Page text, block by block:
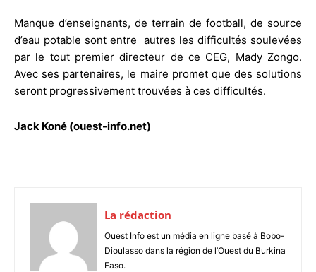
Manque d’enseignants, de terrain de football, de source
d’eau potable sont entre autres les difficultés soulevées
par le tout premier directeur de ce CEG, Mady Zongo.
Avec ses partenaires, le maire promet que des solutions
seront progressivement trouvées à ces difficultés.
Jack Koné (ouest-info.net)
La rédaction
Ouest Info est un média en ligne basé à Bobo-
Dioulasso dans la région de l’Ouest du Burkina
Faso.